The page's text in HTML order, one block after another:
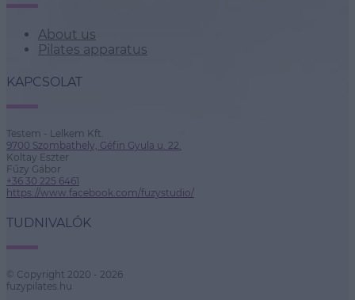
About us
Pilates apparatus
KAPCSOLAT
Testem - Lelkem Kft.
9700 Szombathely, Géfin Gyula u. 22.
Koltay Eszter
Fűzy Gábor
+36 30 225 6461
https://www.facebook.com/fuzystudio/
TUDNIVALÓK
© Copyright 2020 - 2026
fuzypilates.hu